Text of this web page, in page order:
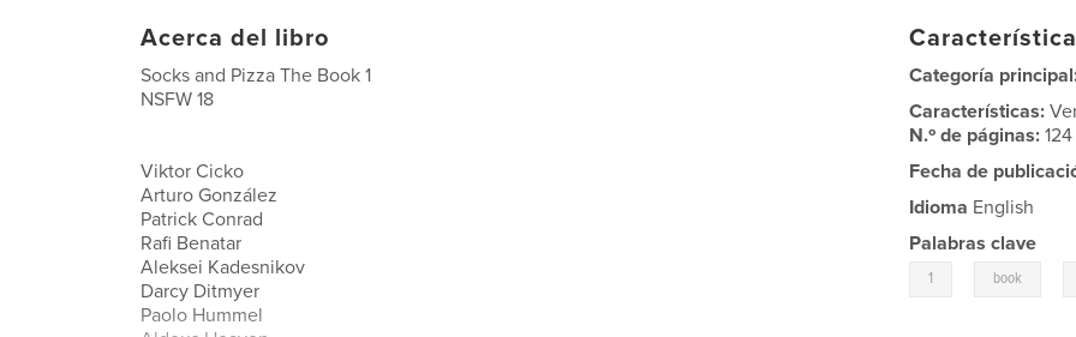
Acerca del libro
Socks and Pizza The Book 1
NSFW 18
Viktor Cicko
Arturo González
Patrick Conrad
Rafi Benatar
Aleksei Kadesnikov
Darcy Ditmyer
Paolo Hummel
Categoría
Características:
N.º de páginas:124
Fecha de
Idioma English
Palabras clave
1 book